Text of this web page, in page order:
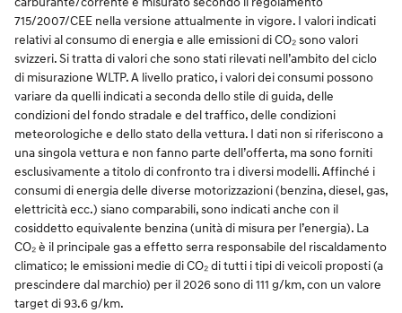
715/2007/CEE nella versione attualmente in vigore. I valori indicati
relativi al consumo di energia e alle emissioni di CO₂ sono valori
svizzeri. Si tratta di valori che sono stati rilevati nell’ambito del ciclo
di misurazione WLTP. A livello pratico, i valori dei consumi possono
variare da quelli indicati a seconda dello stile di guida, delle
condizioni del fondo stradale e del traffico, delle condizioni
meteorologiche e dello stato della vettura. I dati non si riferiscono a
una singola vettura e non fanno parte dell’offerta, ma sono forniti
esclusivamente a titolo di confronto tra i diversi modelli. Affinché i
consumi di energia delle diverse motorizzazioni (benzina, diesel, gas,
elettricità ecc.) siano comparabili, sono indicati anche con il
cosiddetto equivalente benzina (unità di misura per l’energia). La
CO₂ è il principale gas a effetto serra responsabile del riscaldamento
climatico; le emissioni medie di CO₂ di tutti i tipi di veicoli proposti (a
prescindere dal marchio) per il 2026 sono di 111 g/km, con un valore
target di 93.6 g/km.